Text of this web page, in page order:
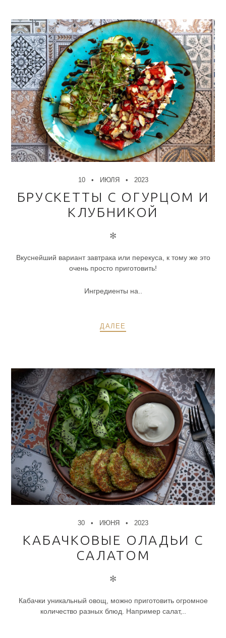
10 ИЮЛЯ 2023
БРУСКЕТТЫ С ОГУРЦОМ И
КЛУБНИКОЙ
✻
Вкуснейший вариант завтрака или перекуса, к тому же это
очень просто приготовить!
Ингредиенты на..
ДАЛЕЕ
30 ИЮНЯ 2023
КАБАЧКОВЫЕ ОЛАДЬИ С
САЛАТОМ
✻
Кабачки уникальный овощ, можно приготовить огромное
количество разных блюд. Например салат,..